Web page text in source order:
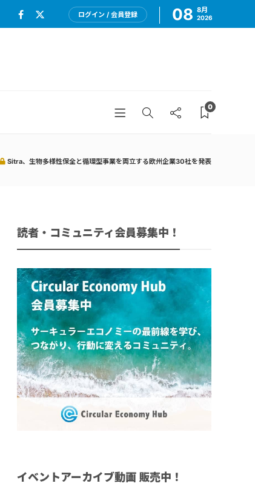
ログイン / 会員登録 08 8月
2026
0
Sitra、生物多様性保全と循環型事業を両立する欧州企業30社を発表
読者・コミュニティ会員募集中！
イベントアーカイブ動画 販売中！